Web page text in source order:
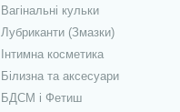
Вагінальні кульки
Лубриканти (Змазки)
Інтимна косметика
Білизна та аксесуари
БДСМ і Фетиш